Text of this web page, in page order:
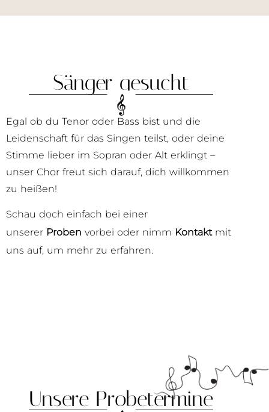
Sänger gesucht
Egal ob du Tenor oder Bass bist und die
Leidenschaft für das Singen teilst, oder deine
Stimme lieber im Sopran oder Alt erklingt –
unser Chor freut sich darauf, dich willkommen
zu heißen!
Schau doch einfach bei einer
unserer Proben vorbei oder nimm Kontakt mit
uns auf, um mehr zu erfahren.
Unsere Probetermine